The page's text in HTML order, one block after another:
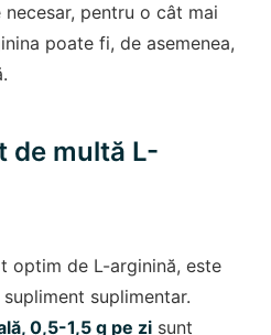
necesar, pentru o cât mai
poate fi, de asemenea,
de multă L-
optim de L-arginină, este
suplimentar.
0,5-1,5 g pe zi sunt